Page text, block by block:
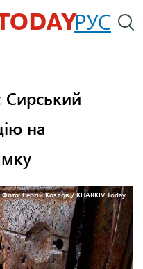
РУС
Сирський
на
Фото: Сергій Козлов / KHARKIV Today